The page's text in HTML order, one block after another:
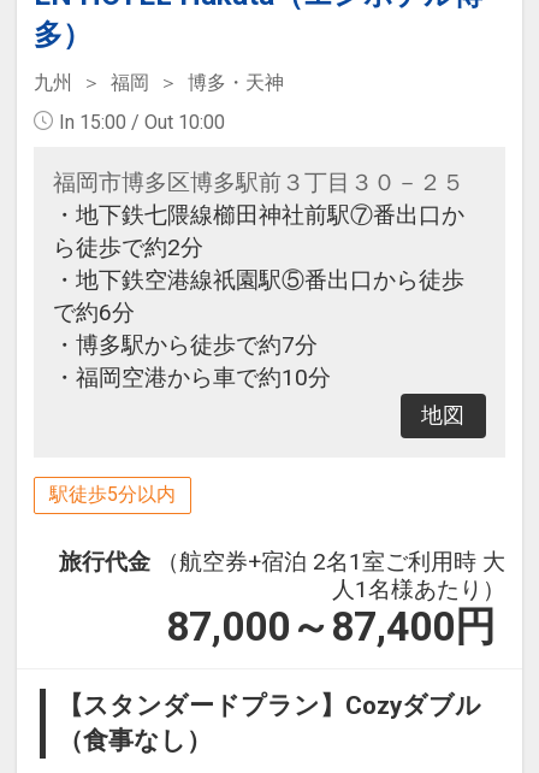
多）
九州 福岡
博多・天神
In 15:00 / Out 10:00
福岡市博多区博多駅前３丁目３０－２５
・地下鉄七隈線櫛田神社前駅⑦番出口か
ら徒歩で約2分
・地下鉄空港線祇園駅⑤番出口から徒歩
で約6分
・博多駅から徒歩で約7分
・福岡空港から車で約10分
地図
駅徒歩5分以内
旅行代金
（航空券+宿泊 2名1室ご利用時 大
人1名様あたり）
87,000～87,400 円
【スタンダードプラン】Cozyダブル
（食事なし）